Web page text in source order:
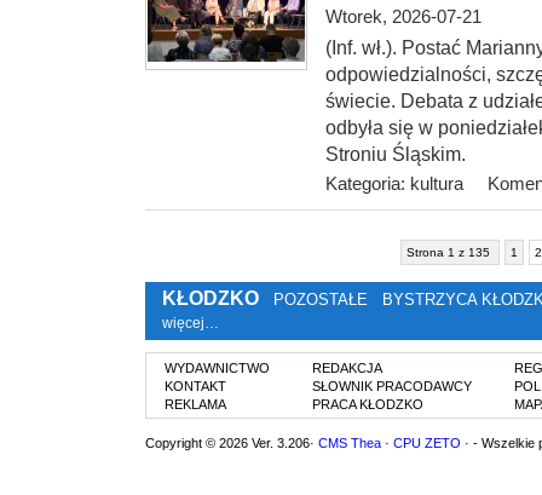
Wtorek, 2026-07-21
(Inf. wł.). Postać
odpowiedzialności,
świecie. Debata z
odbyła się w
Stroniu Śląskim.
Kategoria: kultura
Strona 1 z 135 1 2
KŁODZKO POZOSTAŁE BYSTRZYCA
więcej…
WYDAWNICTWO
KONTAKT
REKLAMA
REDAKCJA
SŁOWNIK PRACODAWCY
PRACA KŁODZKO
Copyright © 2026 Ver. 3.206· CMS Thea · CPU ZETO · - Wszelkie